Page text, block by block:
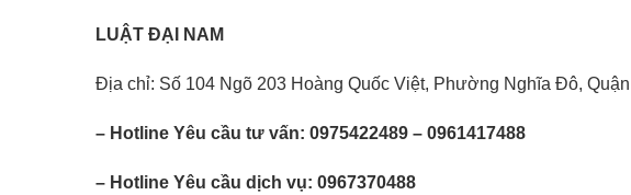
LUẬT ĐẠI NAM
Địa chỉ: Số 104 Ngõ 203 Hoàng Quốc Việt, Phường Nghĩa Đô,
– Hotline Yêu cầu tư vấn: 0975422489 – 0961417488
– Hotline Yêu cầu dịch vụ: 0967370488